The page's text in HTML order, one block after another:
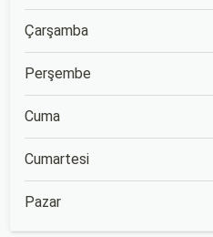
Çarşamba
Perşembe
Cuma
Cumartesi
Pazar